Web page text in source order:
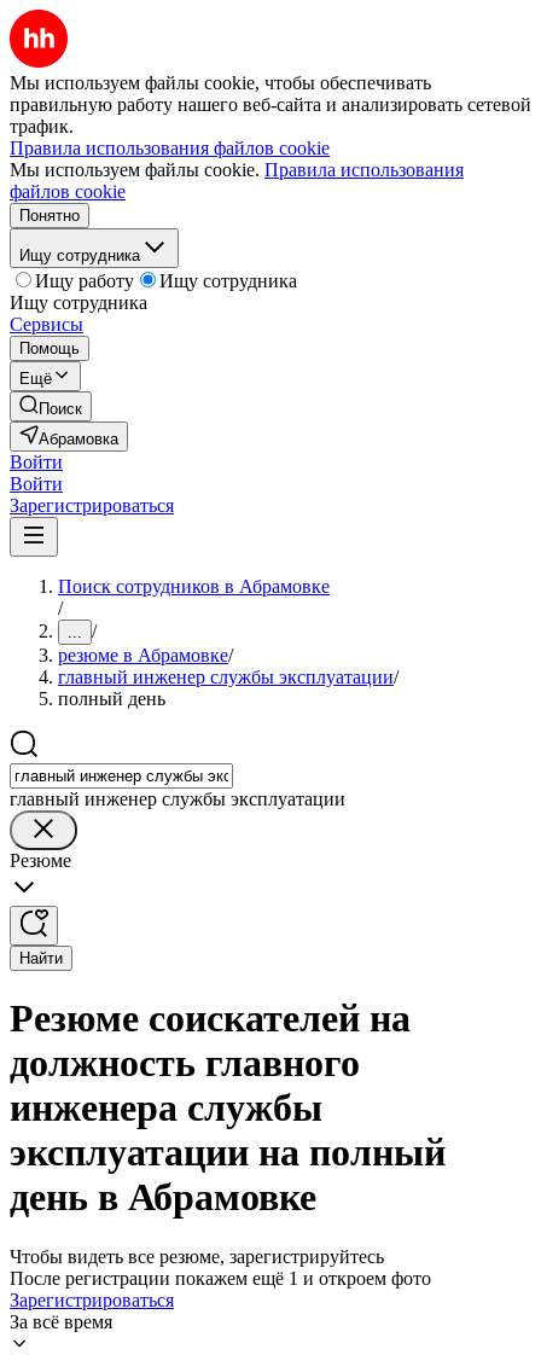
Мы используем файлы cookie, чтобы обеспечивать
правильную работу нашего веб-сайта и анализировать сетевой
трафик.
Правила использования файлов cookie
Мы используем файлы cookie. Правила использования
файлов cookie
Понятно
Ищу сотрудника
Ищу работу
Ищу сотрудника
Ищу сотрудника
Сервисы
Помощь
Ещё
Поиск
Абрамовка
Войти
Войти
Зарегистрироваться
Поиск сотрудников в Абрамовке
/
... /
резюме в Абрамовке/
главный инженер службы эксплуатации/
полный день
главный инженер службы эксплуатации
Резюме
Найти
Резюме соискателей на
должность главного
инженера службы
эксплуатации на полный
день в Абрамовке
Чтобы видеть все резюме, зарегистрируйтесь
После регистрации покажем ещё 1 и откроем фото
Зарегистрироваться
За всё время